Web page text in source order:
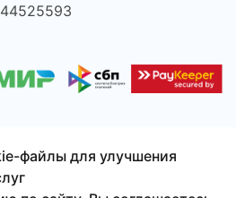
компонентов для телефонов,
файлы для улучшения